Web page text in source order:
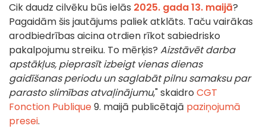
Cik daudz cilvēku būs ielās 2025. gada 13. maijā?
Pagaidām šis jautājums paliek atklāts. Taču vairākas
arodbiedrības aicina otrdien rīkot sabiedrisko
pakalpojumu streiku. To mērķis? Aizstāvēt darba
apstākļus, pieprasīt izbeigt vienas dienas
gaidīšanas periodu un saglabāt pilnu samaksu par
parasto slimības atvaļinājumu," skaidro CGT
Fonction Publique9. maijā publicētajā paziņojumā
presei.